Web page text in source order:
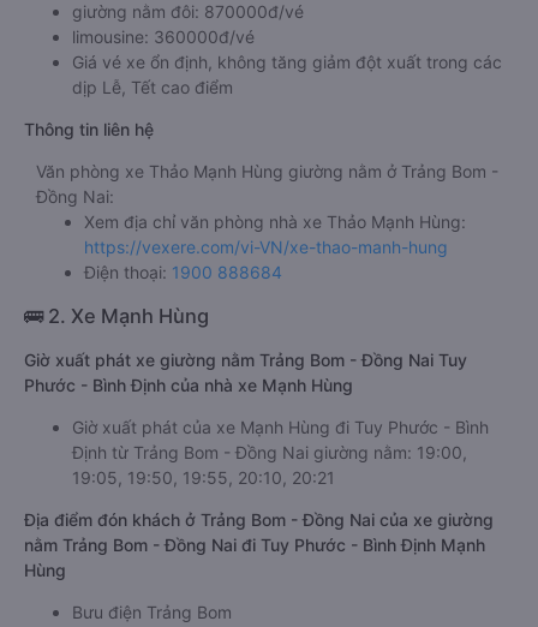
giường nằm đôi: 870000đ/vé
limousine: 360000đ/vé
Giá vé xe ổn định, không tăng giảm đột xuất trong các
dịp Lễ, Tết cao điểm
Thông tin liên hệ
Văn phòng xe Thảo Mạnh Hùng giường nằm ở Trảng Bom -
Đồng Nai:
Xem địa chỉ văn phòng nhà xe Thảo Mạnh Hùng:
https://vexere.com/vi-VN/xe-thao-manh-hung
Điện thoại: 1900 888684
🚌 2. Xe Mạnh Hùng
Giờ xuất phát xe giường nằm Trảng Bom - Đồng Nai Tuy
Phước - Bình Định của nhà xe Mạnh Hùng
Giờ xuất phát của xe Mạnh Hùng đi Tuy Phước - Bình
Định từ Trảng Bom - Đồng Nai giường nằm: 19:00,
19:05, 19:50, 19:55, 20:10, 20:21
Địa điểm đón khách ở Trảng Bom - Đồng Nai của xe giường
nằm Trảng Bom - Đồng Nai đi Tuy Phước - Bình Định Mạnh
Hùng
Bưu điện Trảng Bom